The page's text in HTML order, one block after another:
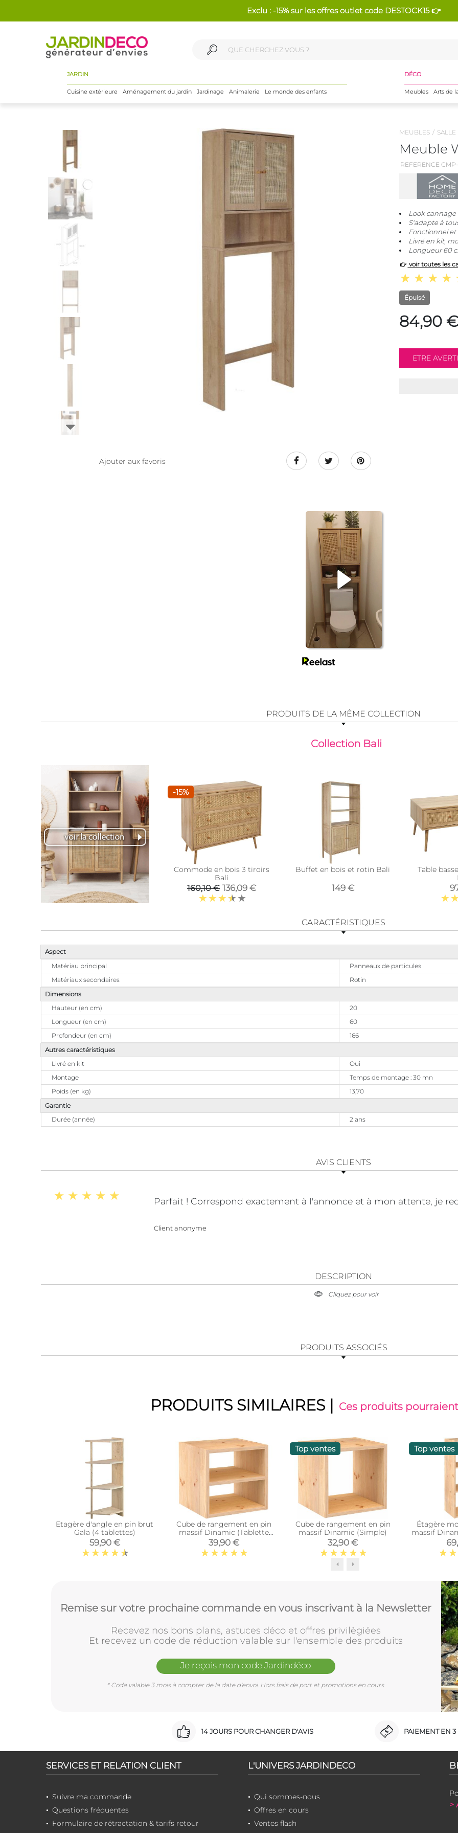
Exclu : -15% sur les offres outlet code DESTOCK15 👉
JARDIN
Cuisine extérieure Aménagement du jardin Jardinage Animalerie Le monde des enfants
DÉCO
Meubles Arts de
Ajouter aux favoris
MEUBLES
Meuble
REFERENCE
Look cannage
S'adapte à
Fonctionnel et
Livré en kit,
Longueur 60
voir toutes les
Épuisé
84,90 €
PRODUITS DE LA MÊME COLLECTION
Collection Bali
-15%
Commode en bois 3 tiroirs
Bali
160,10 € 136,09 €
Buffet en bois et rotin Bali
149 €
Table
CARACTÉRISTIQUES
Aspect
Matériau principal
Panneaux de particules
Matériaux secondaires
Rotin
Dimensions
Hauteur (en cm)
20
Longueur (en cm)
60
Profondeur (en cm)
166
Autres caractéristiques
Livré en kit
Oui
Montage
Temps de montage : 30 mn
Poids (en kg)
13,70
Garantie
Durée (année)
2 ans
AVIS CLIENTS
Parfait ! Correspond exactement à l'annonce et à mon attente, je
Client anonyme
DESCRIPTION
Cliquez pour voir
PRODUITS ASSOCIÉS
PRODUITS SIMILAIRES | Ces produits
Etagère d'angle en pin brut
Gala (4 tablettes)
59,90 €
Cube de rangement en pin
massif Dinamic (Tablette
intermédiaire)
39,90 €
Top ventes
Cube de rangement en pin
massif Dinamic (Simple)
32,90 €
Top ventes
Étagère
massif
Remise sur votre prochaine commande en vous inscrivant à la Newsletter
Recevez nos bons plans, astuces déco et offres privilègiées
Et recevez un code de réduction valable sur l'ensemble des produits
Je reçois mon code Jardindéco
* Code valable 3 mois à compter de la date d'envoi. Hors frais de port et promotions en cours.
14 JOURS POUR CHANGER D'AVIS PAIEMENT EN 3
SERVICES ET RELATION CLIENT
Suivre ma commande
Questions fréquentes
Formulaire de rétractation & tarifs retour
L'UNIVERS JARDINDECO
Qui sommes-nous
Offres en cours
Ventes flash
>